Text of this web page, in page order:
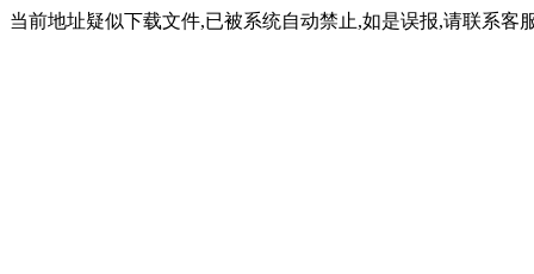
当前地址疑似下载文件,已被系统自动禁止,如是误报,请联系客